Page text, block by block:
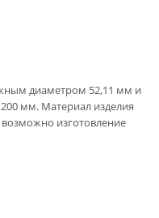
диаметром 52,11 мм и
мм. Материал изделия
возможно изготовление